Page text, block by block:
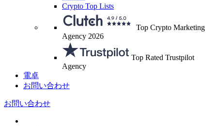
Crypto Top Lists
Top Crypto Marketing
Agency 2026
Top Rated Trustpilot
Agency
電卓
お問い合わせ
お問い合わせ